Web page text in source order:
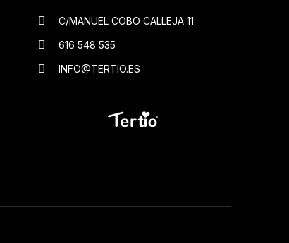
C/MANUEL COBO CALLEJA 11
616 548 535
INFO@TERTIO.ES